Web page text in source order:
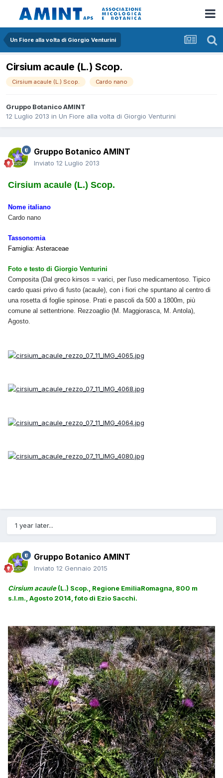
Un Fiore alla volta di Giorgio Venturini
Cirsium acaule (L.) Scop.
Cirsium acaule (L.) Scop. Cardo nano
Gruppo Botanico AMINT
12 Luglio 2013 in Un Fiore alla volta di Giorgio Venturini
Gruppo Botanico AMINT
Inviato 12 Luglio 2013
Cirsium acaule (L.) Scop.
Nome italiano
Cardo nano
Tassonomia
Famiglia: Asteraceae
Foto e testo di Giorgio Venturini
Composita (Dal greco kirsos = varici, per l'uso medicamentoso. Tipico
cardo quasi privo di fusto (acaule), con i fiori che spuntano al centro di
una rosetta di foglie spinose. Prati e pascoli da 500 a 1800m, più
comune al settentrione. Rezzoaglio (M. Maggiorasca, M. Antola),
Agosto.
1 year later...
Gruppo Botanico AMINT
Inviato 12 Gennaio 2015
Cirsium acaule(L.) Scop., Regione EmiliaRomagna, 800 m
s.l.m., Agosto 2014, foto di Ezio Sacchi.